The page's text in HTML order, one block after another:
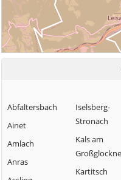
Abfaltersbach
Ainet
Amlach
Anras
Iselsberg-
Stronach
Kals am
Kartitsch